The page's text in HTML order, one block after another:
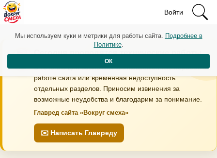
Войти
Сегодня проводятся технические работы
В течение дня возможны кратковременные перебои в
работе сайта или временная недоступность
отдельных разделов. Приносим извинения за
возможные неудобства и благодарим за понимание.
Главред сайта «Вокруг смеха»
✉️ Написать Главреду
Мы используем куки и метрики для работы сайта. Подробнее в
Политике.
ОК